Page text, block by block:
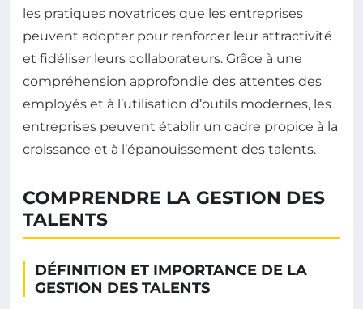
les pratiques novatrices que les entreprises
peuvent adopter pour renforcer leur attractivité
et fidéliser leurs collaborateurs. Grâce à une
compréhension approfondie des attentes des
employés et à l’utilisation d’outils modernes, les
entreprises peuvent établir un cadre propice à la
croissance et à l’épanouissement des talents.
COMPRENDRE LA GESTION DES
TALENTS
DÉFINITION ET IMPORTANCE DE LA
GESTION DES TALENTS